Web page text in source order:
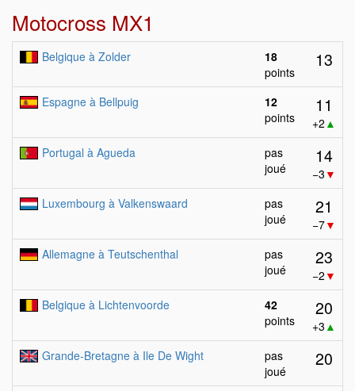
Motocross MX1
Belgique à Zolder
18
points
13
Espagne à Bellpuig
12
points
11
+2 ▲
Portugal à Agueda
pas
joué
14
−3 ▼
Luxembourg à Valkenswaard
pas
joué
21
−7▼
Allemagne à Teutschenthal
pas
joué
23
−2 ▼
Belgique à Lichtenvoorde
42
points
20
+3 ▲
Grande-Bretagne à Ile De Wight
pas
joué
20